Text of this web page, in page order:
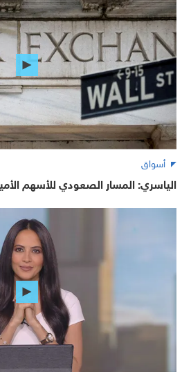
أسواق
الياسري: المسار الصعودي للأسهم